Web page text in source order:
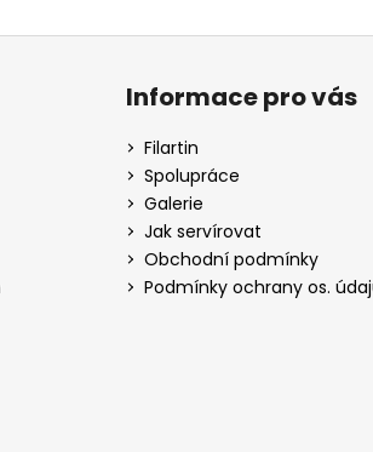
Informace pro vás
Filartin
Spolupráce
Galerie
Jak servírovat
Obchodní podmínky
Podmínky ochrany os.